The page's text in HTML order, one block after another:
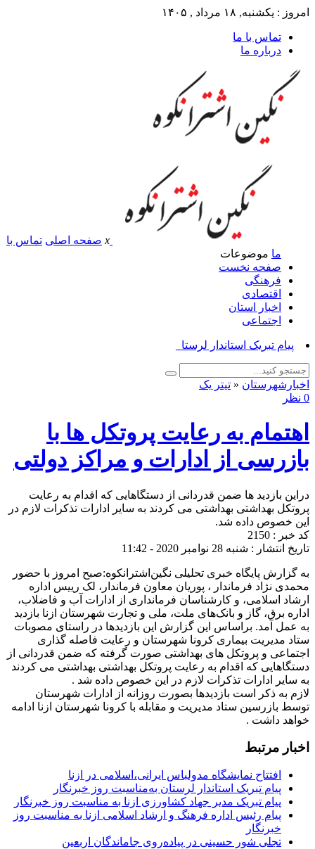
امروز : یکشنبه, ۱۸ مرداد , ۱۴۰۵
تماس با ما
درباره ما
x صفحه اصلی تماس با
ما موضوعات
صفحه نخست
فرهنگی
اقتصادی
اخبار استان
اجتماعی
پیام تبریک استاندار لرستان به‌م_
اخبارشهرستان « تیتر یک
0 نظر
اهتمام به رعایت پروتکل ها با
بازرسی از ادارات و مراکز دولتی
دراین بازدید ها ضمن قدردانی از دستگاهایی که اقدام به رعایت
پروتکل بهداشتی بهداشتی می کردند به سایر ادارات تذکرات لازم در
این خصوص داده شد.
کد خبر : 2150
تاریخ انتشار : شنبه 28 نوامبر 2020 - 11:42
به گزارش پایگاه خبری تحلیلی نگین‌اشترانکوه:صبح امروز با حضور
محمدی نژاد فرماندار ، پوریان معاون فرماندار، لک رییس اداره
ارشاد اسلامی، و کارشناسان فرمانداری از ادارات آب و فاضلاب،
اداره برق، گاز و بانک‌های ملت، ملی و تجارت شهرستان ازنا بازدید
به عمل آمد. براساس این گزارش این بازدیدها در راستای مصوبات
ستاد مدیریت بیماری کرونا شهرستان و رعایت فاصله گذاری
اجتماعی و پروتکل های بهداشتی صورت گرفته که ضمن قدردانی از
دستگاهایی که اقدام به رعایت پروتکل بهداشتی بهداشتی می کردند
به سایر ادارات تذکرات لازم در این خصوص داده شد ‌.
لازم به ذکر است بازدیدها بصورت روزانه از ادارات شهرستان
توسط بازرسین ستاد مدیریت و مقابله با کرونا شهرستان ازنا ادامه
خواهد داشت .
اخبار مرتبط
افتتاح نمایشگاه مدولباس ایرانی،اسلامی در ازنا
پیام تبریک استاندار لرستان به‌مناسبت روز خبرنگار
پیام تبریک مدیر جهاد کشاورزی ازنا به مناسبت روز خبرنگار
پیام رئیس اداره فرهنگ و ارشاد اسلامی ازنا به مناسبت روز
خبرنگار
تجلی شور حسینی در پیاده‌روی جاماندگان اربعین